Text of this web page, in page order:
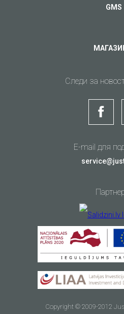
GMS
Следи за
E-mail для
Copyright © 2009-2012